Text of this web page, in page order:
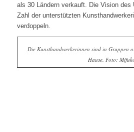
als 30 Ländern verkauft. Die Vision des
Zahl der unterstützten
verdoppeln.
Die Kunsthandwerkerinnen sind in Gruppen
Hause. Foto: